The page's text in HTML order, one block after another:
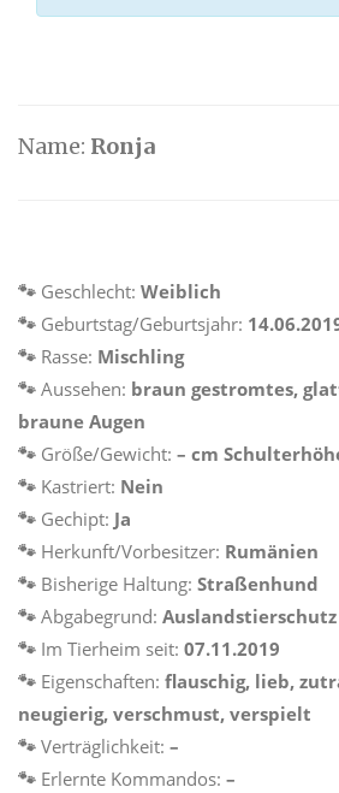
Name: Ronja
🐾 Geschlecht: Weiblich
🐾 Geburtstag/Geburtsjahr:
🐾 Rasse: Mischling
🐾 Aussehen: braun gestromtes,
braune Augen
🐾 Größe/Gewicht: – cm
🐾 Kastriert: Nein
🐾 Gechipt: Ja
🐾 Herkunft/Vorbesitzer: Rumänien
🐾 Bisherige Haltung: Straßenhund
🐾 Abgabegrund: Auslandstierschutz
🐾 Im Tierheim seit: 07.11.2019
🐾 Eigenschaften: flauschig, lieb,
neugierig, verschmust, verspielt
🐾 Verträglichkeit: –
🐾 Erlernte Kommandos: –